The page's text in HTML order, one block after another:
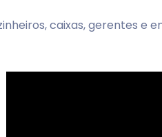
caixas, gerentes e